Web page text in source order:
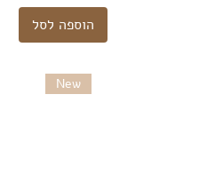
הוספה לסל
New